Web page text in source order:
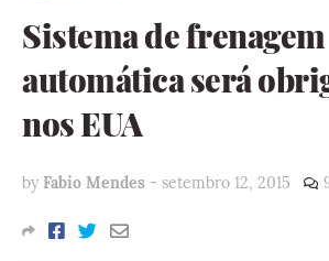
Sistema de frenagem
automática será
nos EUA
by Fabio Mendes - setembro 12, 2015